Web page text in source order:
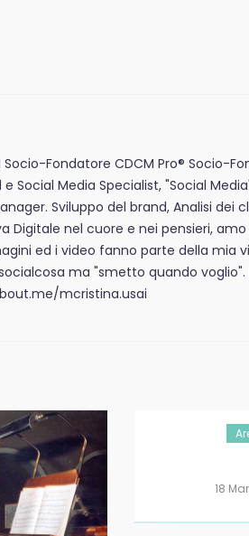
Socio-Fondatore CDCM Pro® Socio-
e Social Media Specialist, "Social
Sviluppo del brand, Analisi dei
Digitale nel cuore e nei pensieri,
ed i video fanno parte della mia
ma "smetto quando voglio".
mcristina.usai
18